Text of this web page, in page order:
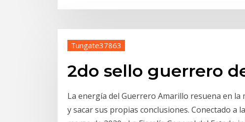
Tungate37863
2do sello guerrero
La energía del Guerrero Amarillo resuena en
y sacar sus propias conclusiones. Conectado a